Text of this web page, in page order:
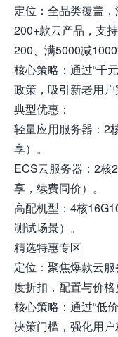
定位：全品类覆盖
200+款云产品，支
200、满5000减1000
核心策略：通过“千
政策，吸引新老用户
典型优惠：
轻量应用服务器：2
享）。
ECS云服务器：2核
享，续费同价）。
高配机型：4核
测试场景）。
精选特惠专区
定位：聚焦爆款云服
度折扣，配置与价格
核心策略：通过“低
决策门槛，强化用户